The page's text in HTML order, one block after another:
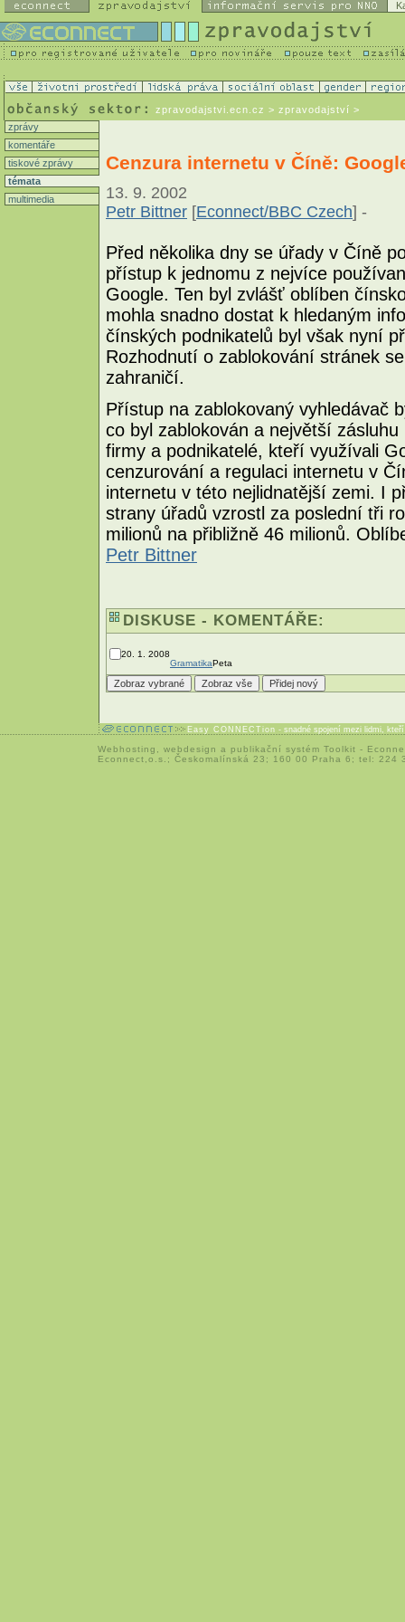
zpravodajstvi.ecn.cz > zpravodajství >
zprávy
komentáře
tiskové zprávy
témata
multimedia
Cenzura internetu v Číně:
13. 9. 2002
Petr Bittner [Econnect/BBC Czech] -
Před několika dny se úřady v Číně
přístup k jednomu z nejvíce
Google. Ten byl zvlášť oblíben
mohla snadno dostat k hledaným
čínských podnikatelů byl však nyní
Rozhodnutí o zablokování stránek
zahraničí.
Přístup na zablokovaný vyhledávač
co byl zablokován a největší
firmy a podnikatelé, kteří využívali
cenzurování a regulaci internetu v
internetu v této nejlidnatější zemi. I
strany úřadů vzrostl za poslední tři
milionů na přibližně 46 milionů.
Petr Bittner
DISKUSE - KOMENTÁŘE:
20. 1. 2008
GramatikaPeta
Easy CONNECTion - snadné spojení mezi lidmi,
Webhosting webdesign a publikační systém Toolkit -
Econnect,o.s.; Českomalínská 23; 160 00 Praha 6; tel: 224